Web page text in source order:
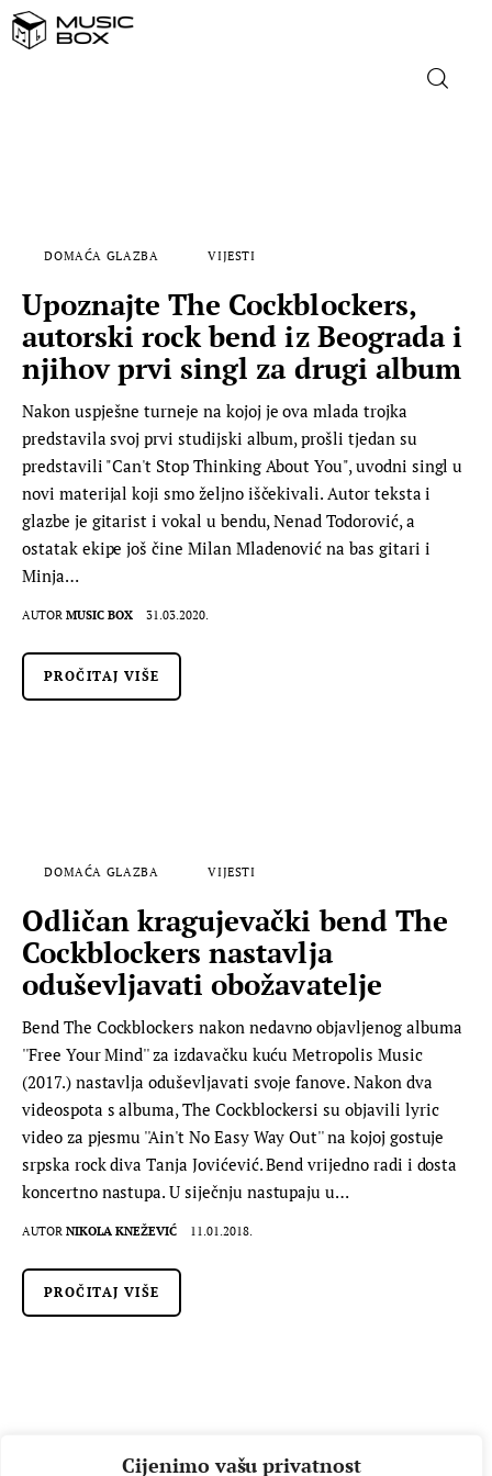
Cijenimo vašu privatnost
FILM
MUSIC BOX
DOMAĆA GLAZBA VIJESTI
Upoznajte The Cockblockers,
autorski rock bend iz Beograda i
njihov prvi singl za drugi album
Nakon uspješne turneje na kojoj je ova mlada trojka
predstavila svoj prvi studijski album, prošli tjedan su
predstavili "Can't Stop Thinking About You", uvodni singl u
novi materijal koji smo željno iščekivali. Autor teksta i
glazbe je gitarist i vokal u bendu, Nenad Todorović, a
ostatak ekipe još čine Milan Mladenović na bas gitari i
Minja…
AUTOR MUSIC BOX 31.03.2020.
PROČITAJ VIŠE
DOMAĆA GLAZBA VIJESTI
Odličan kragujevački bend The
Cockblockers nastavlja
oduševljavati obožavatelje
Bend The Cockblockers nakon nedavno objavljenog albuma
''Free Your Mind'' za izdavačku kuću Metropolis Music
(2017.) nastavlja oduševljavati svoje fanove. Nakon dva
videospota s albuma, The Cockblockersi su objavili lyric
video za pjesmu ''Ain't No Easy Way Out'' na kojoj gostuje
srpska rock diva Tanja Jovićević. Bend vrijedno radi i dosta
koncertno nastupa. U siječnju nastupaju u…
AUTOR NIKOLA KNEŽEVIĆ 11.01.2018.
PROČITAJ VIŠE